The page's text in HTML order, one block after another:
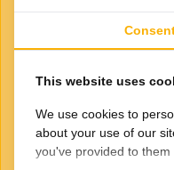
VOOR JOU
producten
This website uses
We use cookies to
about your use of our
you've provided to